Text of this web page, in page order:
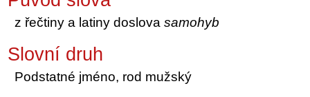
z řečtiny a latiny doslovasamohyb
Slovní druh
Podstatné jméno, rod mužský